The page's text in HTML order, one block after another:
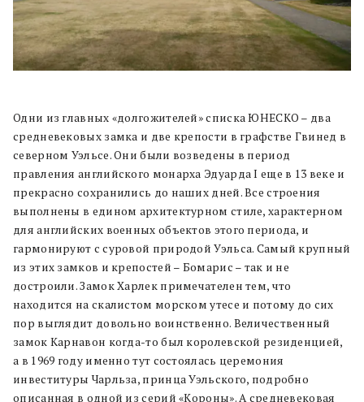
Одни из главных «долгожителей» списка ЮНЕСКО – два
средневековых замка и две крепости в графстве Гвинед в
северном Уэльсе. Они были возведены в период
правления английского монарха Эдуарда I еще в 13 веке и
прекрасно сохранились до наших дней. Все строения
выполнены в едином архитектурном стиле, характерном
для английских военных объектов этого периода, и
гармонируют с суровой природой Уэльса. Самый крупный
из этих замков и крепостей – Бомарис – так и не
достроили. Замок Харлек примечателен тем, что
находится на скалистом морском утесе и потому до сих
пор выглядит довольно воинственно. Величественный
замок Карнавон когда-то был королевской резиденцией,
а в 1969 году именно тут состоялась церемония
инвеституры Чарльза, принца Уэльского, подробно
описанная в одной из серий «Короны». А средневековая